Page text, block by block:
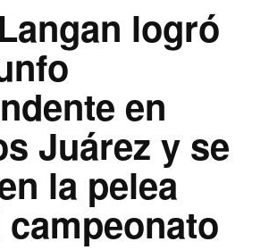
logró
en
Juárez y se
la pelea